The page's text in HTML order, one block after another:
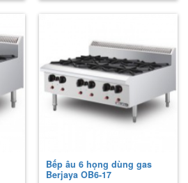
Bếp âu 6 họng dùng gas
Berjaya OB6-17